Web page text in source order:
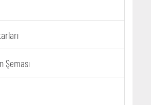
Şeması